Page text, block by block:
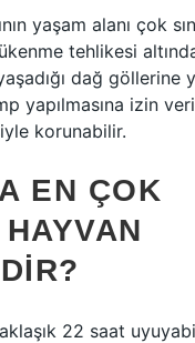
yaşam alanı çok
tehlikesi
dağ göllerine
yapılmasına izin
korunabilir.
EN ÇOK
22 saat